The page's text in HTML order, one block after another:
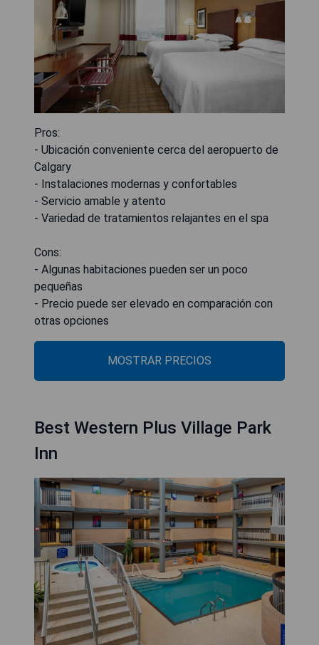
Pros:
- Ubicación conveniente cerca del aeropuerto de
Calgary
- Instalaciones modernas y confortables
- Servicio amable y atento
- Variedad de tratamientos relajantes en el spa
Cons:
- Algunas habitaciones pueden ser un poco
pequeñas
- Precio puede ser elevado en comparación con
otras opciones
MOSTRAR PRECIOS
Best Western Plus Village Park
Inn